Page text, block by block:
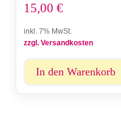
15,00 €
inkl. 7% MwSt.
zzgl. Versandkosten
In den Warenkorb